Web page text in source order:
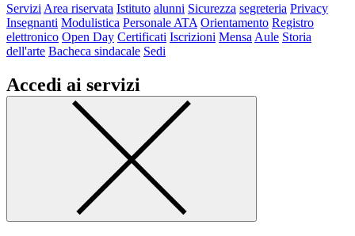
Servizi Area riservata Istituto alunni Sicurezza segreteria Privacy
Insegnanti Modulistica Personale ATA Orientamento Registro
elettronico Open Day Certificati Iscrizioni Mensa Aule Storia
dell'arte Bacheca sindacale Sedi
Accedi ai servizi